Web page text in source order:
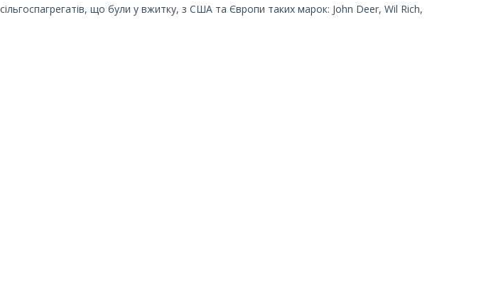
що були у вжитку, з США та Європи таких марок: John Deer, Wil Rich,